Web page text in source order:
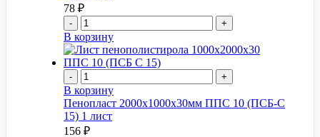
78 ₽
- +
В корзину
- +
В корзину
Пенопласт 2000x1000x30мм ППС 10 (ПСБ-С
15) 1 лист
156 ₽